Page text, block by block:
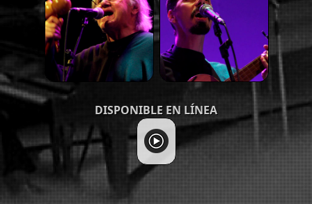
DISPONIBLE EN LÍNEA